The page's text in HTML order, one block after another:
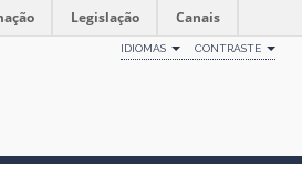
Legislação Canais
IDIOMAS CONTRASTE